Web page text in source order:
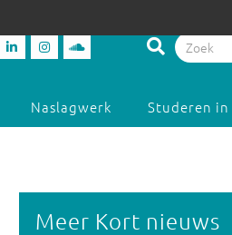
Naslagwerk Studeren
Meer Kort nieuws